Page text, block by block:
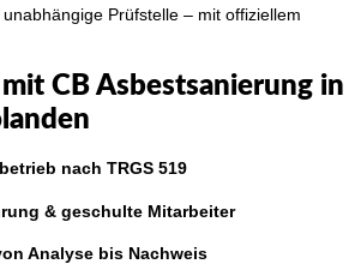
Prüfstelle – mit offiziellem
mit CB Asbestsanierung in
nach TRGS 519
& geschulte Mitarbeiter
Analyse bis Nachweis